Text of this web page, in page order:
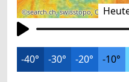
©search.ch,swisstopo,
-40° -30° -20° -10°